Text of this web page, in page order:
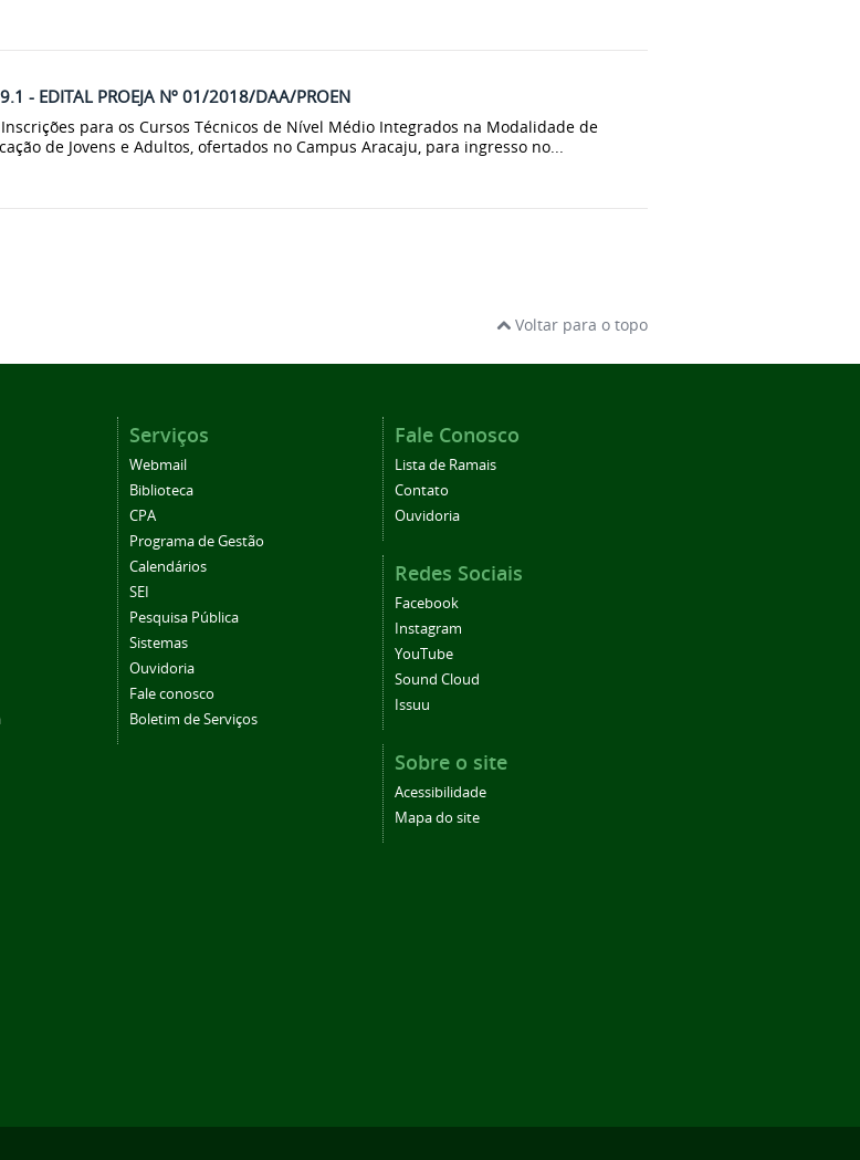
- EDITAL PROEJA Nº 01/2018/DAA/PROEN
para os Cursos Técnicos de Nível Médio Integrados na Modalidade de
de Jovens e Adultos, ofertados no Campus Aracaju, para ingresso no...
Voltar para o topo
Serviços
Webmail
Biblioteca
CPA
Programa de Gestão
Calendários
SEI
Pesquisa Pública
Sistemas
Ouvidoria
Fale conosco
Boletim de Serviços
Fale Conosco
Lista de Ramais
Contato
Ouvidoria
Redes Sociais
Facebook
Instagram
YouTube
Sound Cloud
Issuu
Sobre o site
Acessibilidade
Mapa do site